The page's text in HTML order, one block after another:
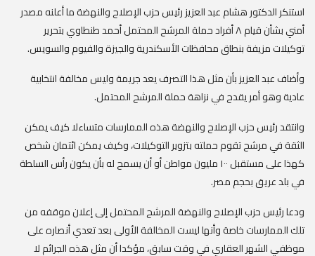
استنكر الدكتور هشام عبد العزيز رئيس حزب الإصلاح والنهضة ما أعلنه مصدر
أمني بشأن قيام ٨ أفراد حملة المرشح المحتمل أحمد طنطاوي بتحرير
توكيلات مزيفة بنطاق محافظات الأسكندرية والجيزة والفيوم والسويس.
وأضاف عبد العزيز بأن مثل هذا التصرف يعد جريمة وليس مخالفة انتخابية
عادية وهو أمر يقدح في نزاهة حملة المرشح المحتمل.
وانتقد رئيس حزب الإصلاح والنهضة هذه الممارسات متساءلا كيف يمكن
الثقة في مرشح تقوم حملته بتزوير التوكيلات، وكيف يمكن ائتمان شخص
كهذا على مستقبل ١٠٠ مليون مواطن أو أن يسمح له بأن يكون رأس السلطة
في بلد عريق بحجم مصر.
ودعا رئيس حزب الإصلاح والنهضة المرشح المحتمل إلى إعلان موقفه من
تلك الممارسات خاصة وأنها ليست المخالفة الأولى بعد تعدي أنصاره على
موظفي الشهر العقاري في وقت سابق، مؤكدا أن مثل هذه الجرائم لا